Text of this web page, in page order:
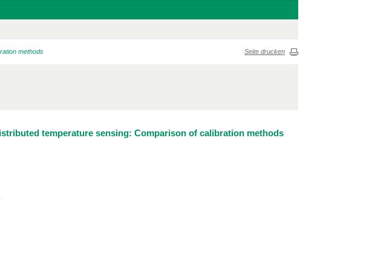
methods Seite drucken
temperature sensing: Comparison of calibration methods